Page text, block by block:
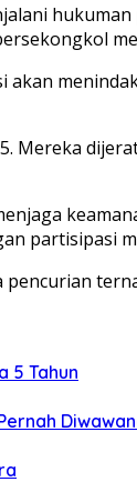
partisipasi
5 Tahun